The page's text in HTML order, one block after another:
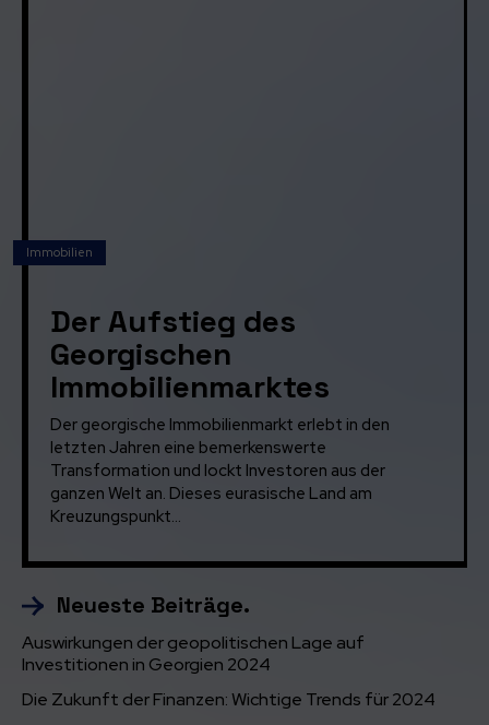
Immobilien
Der Aufstieg des
Georgischen
Immobilienmarktes
Der georgische Immobilienmarkt erlebt in den
letzten Jahren eine bemerkenswerte
Transformation und lockt Investoren aus der
ganzen Welt an. Dieses eurasische Land am
Kreuzungspunkt...
Neueste Beiträge.
Auswirkungen der geopolitischen Lage auf
Investitionen in Georgien 2024
Die Zukunft der Finanzen: Wichtige Trends für 2024